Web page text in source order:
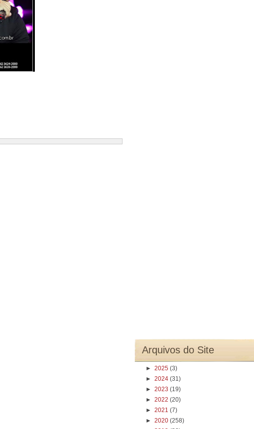
Arquivos do Site
► 2025 (3)
► 2024 (31)
► 2023 (19)
► 2022 (20)
► 2021 (7)
► 2020 (258)